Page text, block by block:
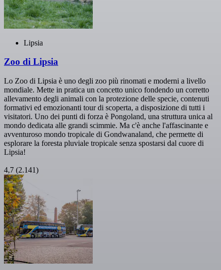
Lipsia
Zoo di Lipsia
Lo Zoo di Lipsia è uno degli zoo più rinomati e moderni a livello
mondiale. Mette in pratica un concetto unico fondendo un corretto
allevamento degli animali con la protezione delle specie, contenuti
formativi ed emozionanti tour di scoperta, a disposizione di tutti i
visitatori. Uno dei punti di forza è Pongoland, una struttura unica al
mondo dedicata alle grandi scimmie. Ma c'è anche l'affascinante e
avventuroso mondo tropicale di Gondwanaland, che permette di
esplorare la foresta pluviale tropicale senza spostarsi dal cuore di
Lipsia!
4,7 (2.141)